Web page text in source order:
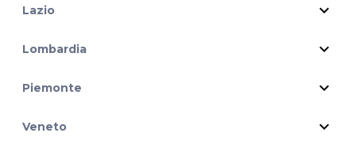
acquisto scrivi a
Lazio expand_more
Lombardia expand_more
Piemonte expand_more
Veneto expand_more